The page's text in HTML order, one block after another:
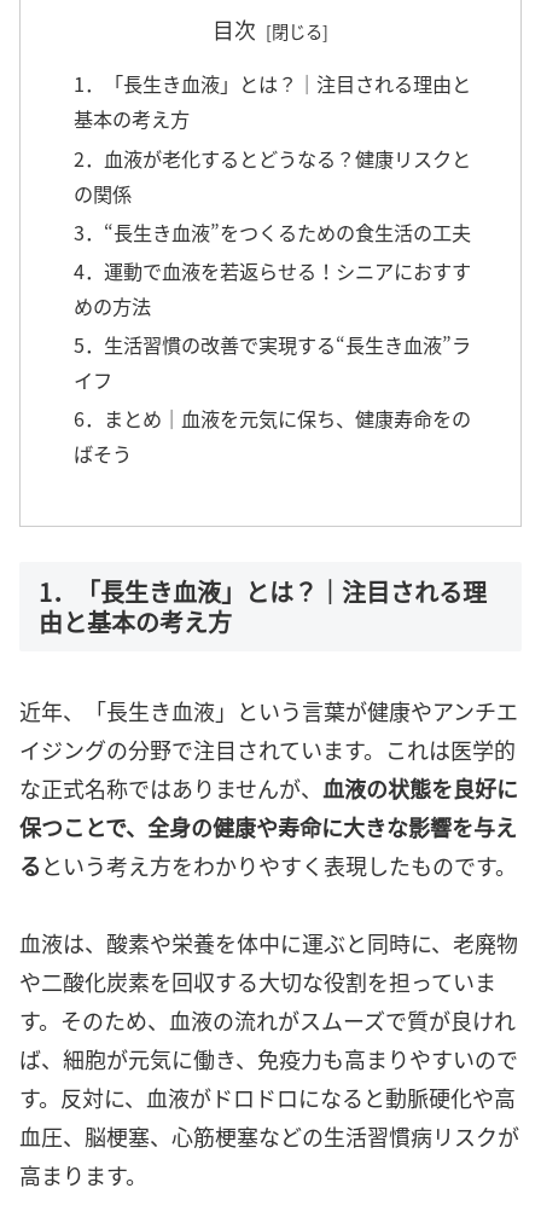
目次
1．「長生き血液」とは？｜注目される理由と
基本の考え方
2．血液が老化するとどうなる？健康リスクと
の関係
3．“長生き血液”をつくるための食生活の工夫
4．運動で血液を若返らせる！シニアにおすす
めの方法
5．生活習慣の改善で実現する“長生き血液”ラ
イフ
6．まとめ｜血液を元気に保ち、健康寿命をの
ばそう
1．「長生き血液」とは？｜注目される理
由と基本の考え方
近年、「長生き血液」という言葉が健康やアンチエ
イジングの分野で注目されています。これは医学的
な正式名称ではありませんが、 血液の状態を良好に
保つことで、全身の健康や寿命に大きな影響を与え
るという考え方をわかりやすく表現したものです。
血液は、酸素や栄養を体中に運ぶと同時に、老廃物
や二酸化炭素を回収する大切な役割を担っていま
す。そのため、血液の流れがスムーズで質が良けれ
ば、細胞が元気に働き、免疫力も高まりやすいので
す。反対に、血液がドロドロになると動脈硬化や高
血圧、脳梗塞、心筋梗塞などの生活習慣病リスクが
高まります。